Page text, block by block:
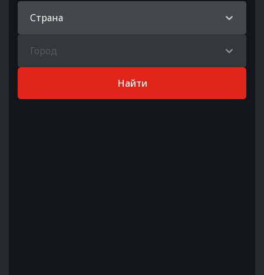
Страна
Город
Найти